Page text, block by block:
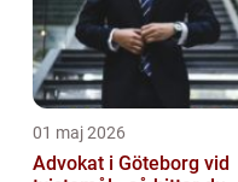
01 maj 2026
Advokat i Göteborg vid